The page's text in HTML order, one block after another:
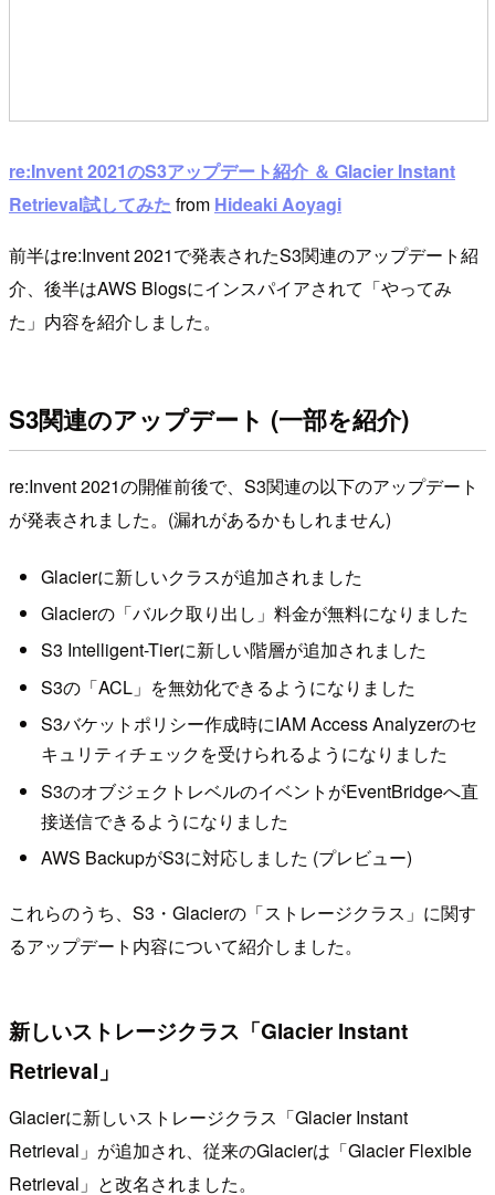
re:Invent 2021のS3アップデート紹介 ＆ Glacier Instant
Retrieval試してみた from Hideaki Aoyagi
前半はre:Invent 2021で発表されたS3関連のアップデート紹
介、後半はAWS Blogsにインスパイアされて「やってみ
た」内容を紹介しました。
S3関連のアップデート (一部を紹介)
re:Invent 2021の開催前後で、S3関連の以下のアップデート
が発表されました。(漏れがあるかもしれません)
Glacierに新しいクラスが追加されました
Glacierの「バルク取り出し」料金が無料になりました
S3 Intelligent-Tierに新しい階層が追加されました
S3の「ACL」を無効化できるようになりました
S3バケットポリシー作成時にIAM Access Analyzerのセ
キュリティチェックを受けられるようになりました
S3のオブジェクトレベルのイベントがEventBridgeへ直
接送信できるようになりました
AWS BackupがS3に対応しました (プレビュー)
これらのうち、S3・Glacierの「ストレージクラス」に関す
るアップデート内容について紹介しました。
新しいストレージクラス「Glacier Instant
Retrieval」
Glacierに新しいストレージクラス「Glacier Instant
Retrieval」が追加され、従来のGlacierは「Glacier Flexible
Retrieval」と改名されました。